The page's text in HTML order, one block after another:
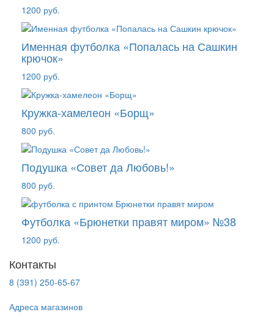
1200 руб.
Именная футболка «Попалась на Сашкин
крючок»
1200 руб.
Кружка-хамелеон «Борщ»
800 руб.
Подушка «Совет да Любовь!»
800 руб.
Футболка «Брюнетки правят миром» №38
1200 руб.
Контакты
8 (391) 250-65-67
Адреса магазинов